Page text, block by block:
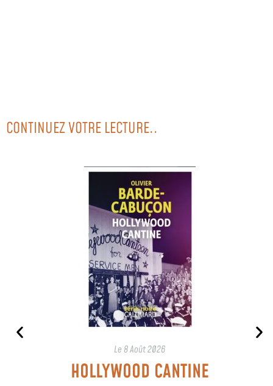
CONTINUEZ VOTRE LECTURE..
Le 8 Août 2026
HOLLYWOOD CANTINE